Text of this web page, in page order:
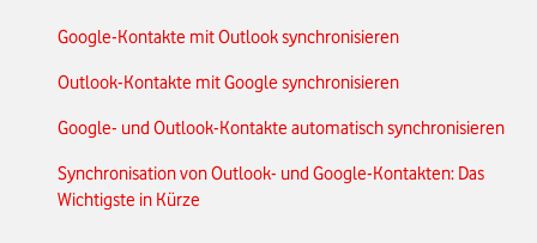
Google-Kontakte mit Outlook synchronisieren
Outlook-Kontakte mit Google synchronisieren
Google- und Outlook-Kontakte automatisch synchronisieren
Synchronisation von Outlook- und Google-Kontakten: Das
Wichtigste in Kürze